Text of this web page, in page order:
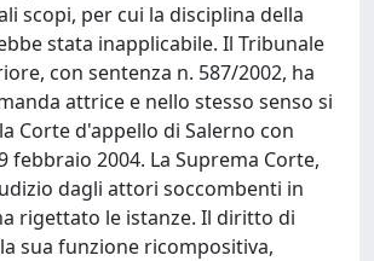
scopi, per cui la disciplina della
stata inapplicabile. Il Tribunale
con sentenza n. 587/2002, ha
attrice e nello stesso senso si
Corte d'appello di Salerno con
febbraio 2004. La Suprema Corte,
dagli attori soccombenti in
rigettato le istanze. Il diritto di
sua funzione ricompositiva,